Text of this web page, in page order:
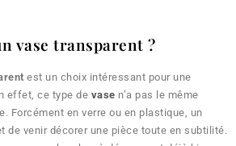
vase transparent ?
est un choix intéressant pour une
effet, ce type de vase n’a pas le même
Forcément en verre ou en plastique, un
de venir décorer une pièce toute en subtilité.